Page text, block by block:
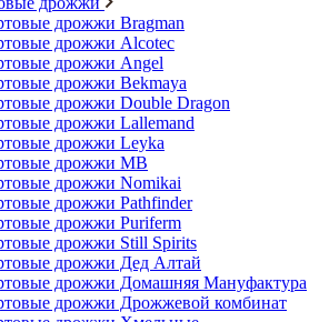
дрожжи Bragman
дрожжи Alcotec
дрожжи Angel
дрожжи Bekmaya
дрожжи Double Dragon
дрожжи Lallemand
дрожжи Leyka
дрожжи MB
дрожжи Nomikai
дрожжи Pathfinder
дрожжи Puriferm
дрожжи Still Spirits
дрожжи Дед Алтай
дрожжи Домашняя Мануфактура
дрожжи Дрожжевой комбинат